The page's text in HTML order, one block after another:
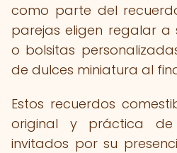
como parte del
parejas eligen regalar a
o bolsitas
de dulces miniatura al
Estos recuerdos
original y práctica
invitados por su